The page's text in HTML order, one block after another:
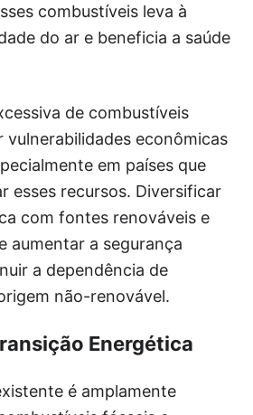
combustíveis leva à
do ar e beneficia a saúde
de combustíveis
vulnerabilidades econômicas
em países que
esses recursos. Diversificar
com fontes renováveis e
aumentar a segurança
a dependência de
não-renovável.
Energética
é amplamente